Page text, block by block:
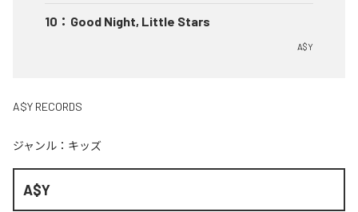
10 ： Good Night, Little Stars
A$Y
A$Y RECORDS
ジャンル： キッズ
A$Y